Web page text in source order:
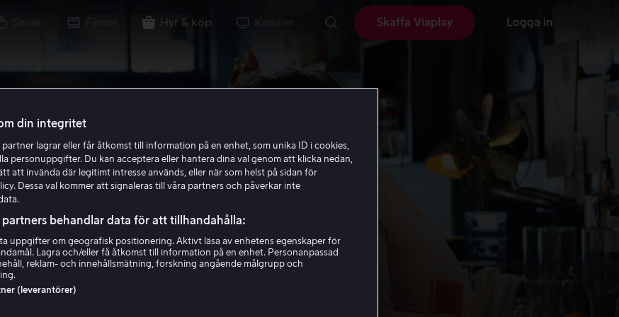
Hyr & köp Kanaler Skaffa Viaplay Logga in
din integritet
partner lagrar eller får åtkomst till information på en enhet, som unika ID i cookies,
personuppgifter. Du kan acceptera eller hantera dina val genom att klicka nedan,
att invända där legitimt intresse används, eller när som helst på sidan för
Dessa val kommer att signaleras till våra partners och påverkar inte
partners behandlar data för att tillhandahålla:
uppgifter om geografisk positionering. Aktivt läsa av enhetens egenskaper för
Lagra och/eller få åtkomst till information på en enhet. Personanpassad
reklam- och innehållsmätning, forskning angående målgrupp och
(leverantörer)